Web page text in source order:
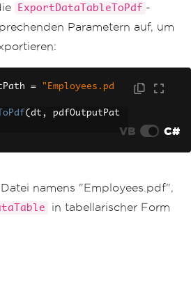
ExportDataTableToPdf -
Parametern auf, um
=
"Employees.pd
( dt ,
pdfOutputPat
VB C#
namens "Employees.pdf",
in tabellarischer Form